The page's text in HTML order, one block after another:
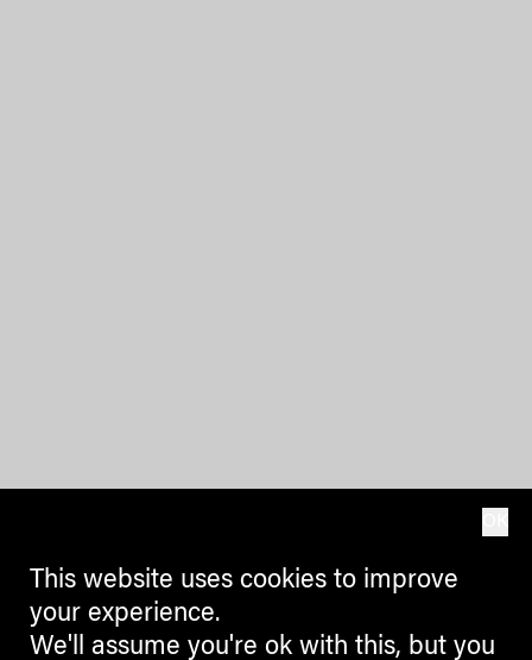
This website uses cookies to improve
your experience.
We'll assume you're ok with this, but you